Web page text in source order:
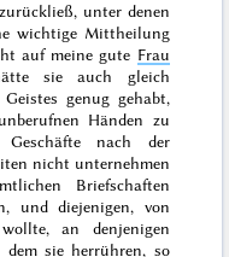
unter denen
wichtige Mittheilung
auf meine gute Frau
sie auch gleich
genug gehabt,
Händen zu
nach der
nicht unternehmen
Briefschaften
und diejenigen, von
an denjenigen
dem sie herrühren, so